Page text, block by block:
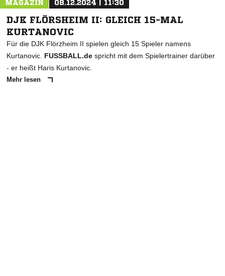
MAGAZIN 08.12.2024 | 11:30
DJK FLÖRSHEIM II: GLEICH 15-MAL
KURTANOVIC
Für die DJK Flörzheim II spielen gleich 15 Spieler namens
Kurtanovic. FUSSBALL.de spricht mit dem Spielertrainer darüber
- er heißt Haris Kurtanovic.
Mehr lesen